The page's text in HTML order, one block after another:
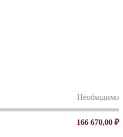
Необходимо
166 670,00 ₽